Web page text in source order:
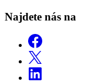
Najdete nás na